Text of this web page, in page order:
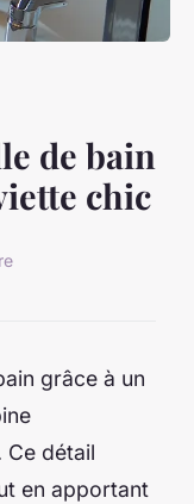
de bain
chic
grâce à un
Ce détail
en apportant